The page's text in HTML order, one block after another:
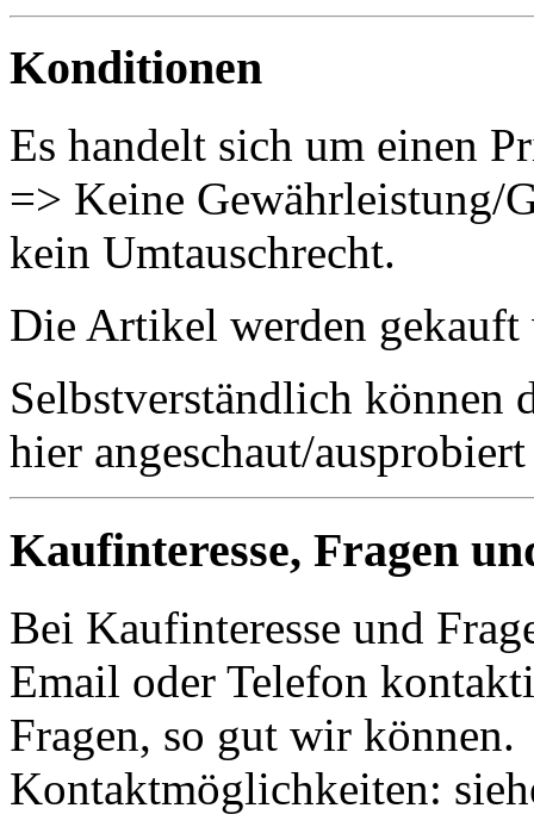
Konditionen
Es handelt sich um einen
=> Keine Gewährleistung/
kein Umtauschrecht.
Die Artikel werden gekauft
Selbstverständlich
hier angeschaut/
Kaufinteresse, Fragen
Bei Kaufinteresse und
Email oder Telefon
Fragen, so gut wir können.
Kontaktmöglichkeiten: